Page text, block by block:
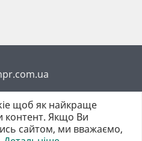
щоб як найкраще
контент. Якщо Ви
сайтом, ми вважаємо,